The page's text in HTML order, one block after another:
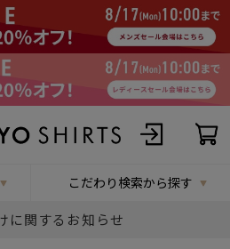
こだわり検索から探す
に関するお知らせ